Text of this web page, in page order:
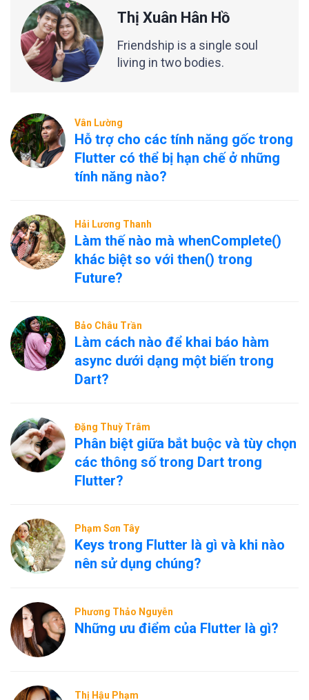
Thị Xuân Hân Hồ
Friendship is a single soul
living in two bodies.
Vân Lường
Hỗ trợ cho các tính năng gốc trong
Flutter có thể bị hạn chế ở những
tính năng nào?
Hải Lương Thanh
Làm thế nào mà whenComplete()
khác biệt so với then() trong
Future?
Bảo Châu Trần
Làm cách nào để khai báo hàm
async dưới dạng một biến trong
Dart?
Đặng Thuỳ Trâm
Phân biệt giữa bắt buộc và tùy chọn
các thông số trong Dart trong
Flutter?
Phạm Sơn Tây
Keys trong Flutter là gì và khi nào
nên sử dụng chúng?
Phương Thảo Nguyễn
Những ưu điểm của Flutter là gì?
Thị Hậu Phạm